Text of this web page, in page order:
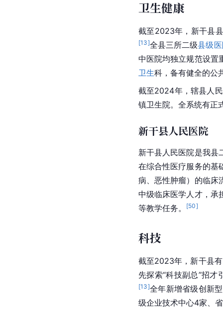
卫生健康
截至2023年，新干县
[13]全县三所二级县级
中医院均独立规范设置
卫生科，备有健全的公
截至2024年，辖县人
镇卫生院。全系统有正
新干县人民医院
新干县人民医院是我县
在综合性医疗服务的基
病 、恶性肿瘤）的临
中级临床医学 人才，承
等教学任务。
[50]
科技
截至2023年，新干县
先探索“科技副总”招
[13]全年新增省级创新
级企业技术中心4家、